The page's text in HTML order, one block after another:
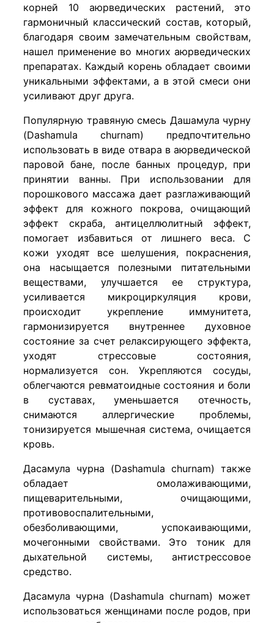
корней 10 аюрведических растений, это
гармоничный классический состав, который,
благодаря своим замечательным свойствам,
нашел применение во многих аюрведических
препаратах. Каждый корень обладает своими
уникальными эффектами, а в этой смеси они
усиливают друг друга.
Популярную травяную смесь Дашамула чурну
(Dashamula churnam) предпочтительно
использовать в виде отвара в аюрведической
паровой бане, после банных процедур, при
принятии ванны. При использовании для
порошкового массажа дает разглаживающий
эффект для кожного покрова, очищающий
эффект скраба, антицеллюлитный эффект,
помогает избавиться от лишнего веса. С
кожи уходят все шелушения, покраснения,
она насыщается полезными питательными
веществами, улучшается ее структура,
усиливается микроциркуляция крови,
происходит укрепление иммунитета,
гармонизируется внутреннее духовное
состояние за счет релаксирующего эффекта,
уходят стрессовые состояния,
нормализуется сон. Укрепляются сосуды,
облегчаются ревматоидные состояния и боли
в суставах, уменьшается отечность,
снимаются аллергические проблемы,
тонизируется мышечная система, очищается
кровь.
Дасамула чурна (Dashamula churnam) также
обладает омолаживающими,
пищеварительными, очищающими,
противовоспалительными,
обезболивающими, успокаивающими,
мочегонными свойствами. Это тоник для
дыхательной системы, антистрессовое
средство.
Дасамула чурна (Dashamula churnam) может
использоваться женщинами после родов, при